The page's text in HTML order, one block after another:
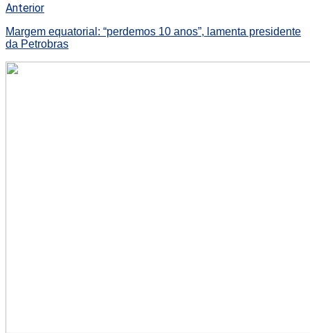
Anterior
Margem equatorial: “perdemos 10 anos”, lamenta presidente
da Petrobras